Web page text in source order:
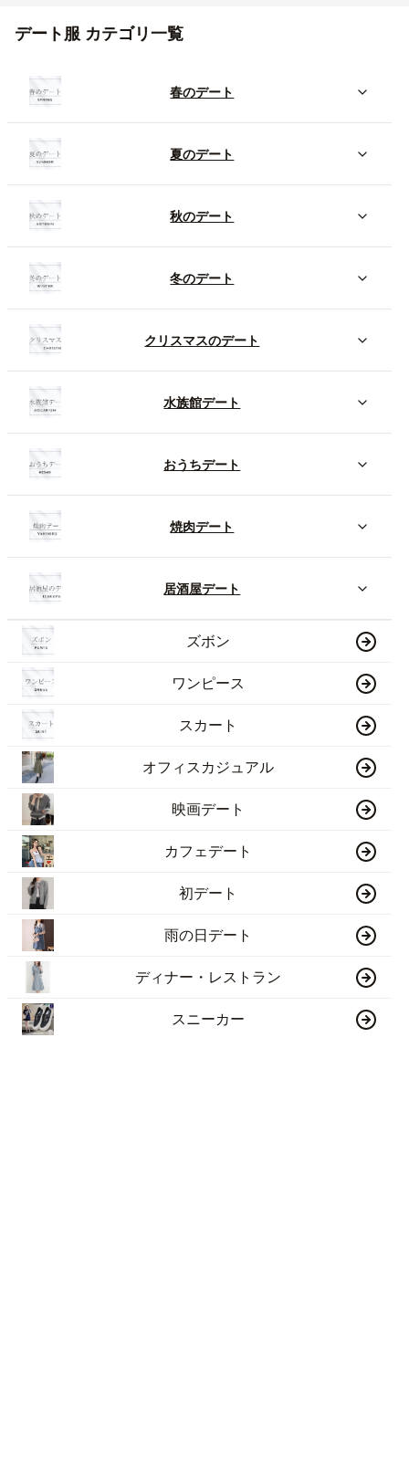
デート服 カテゴリ一覧
春のデート
夏のデート
秋のデート
冬のデート
クリスマスのデート
水族館デート
おうちデート
焼肉デート
居酒屋デート
ズボン
ワンピース
スカート
オフィスカジュアル
映画デート
カフェデート
初デート
雨の日デート
ディナー・レストラン
スニーカー